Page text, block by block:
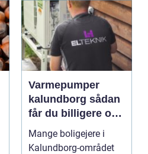
Varmepumper
kalundborg sådan
får du billigere og
mere bæredygtig
varme
Mange boligejere i
Kalundborg-området